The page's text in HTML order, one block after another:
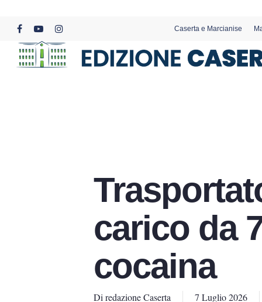
content
facebookyoutubeinstagram
Caserta e Marcianise
carico da
cocaina
Di redazione Caserta 7 Luglio 2026